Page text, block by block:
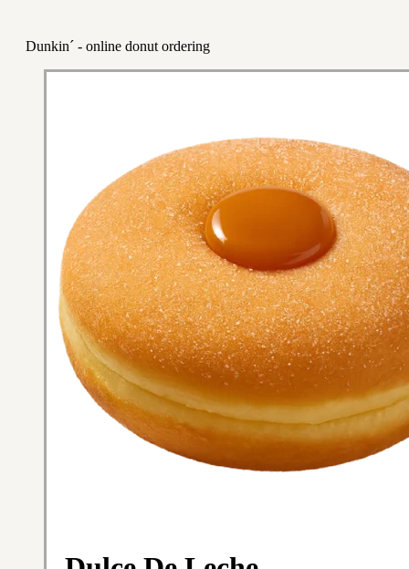
Dunkin´ - online donut ordering